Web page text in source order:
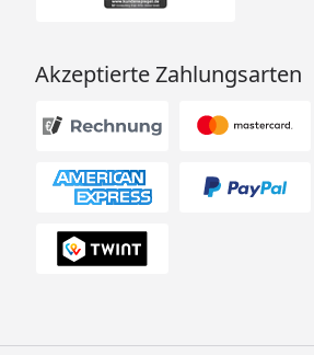
Akzeptierte Zahlungsarten